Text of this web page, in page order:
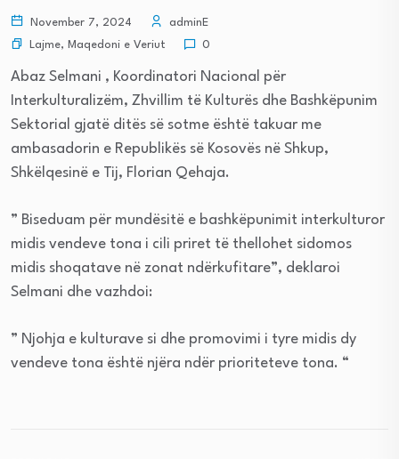
November 7, 2024
adminE
Lajme, Maqedoni e Veriut 0
Abaz Selmani , Koordinatori Nacional për
Interkulturalizëm, Zhvillim të Kulturës dhe Bashkëpunim
Sektorial gjatë ditës së sotme është takuar me
ambasadorin e Republikës së Kosovës në Shkup,
Shkëlqesinë e Tij, Florian Qehaja.
” Biseduam për mundësitë e bashkëpunimit interkulturor
midis vendeve tona i cili priret të thellohet sidomos
midis shoqatave në zonat ndërkufitare”, deklaroi
Selmani dhe vazhdoi:
” Njohja e kulturave si dhe promovimi i tyre midis dy
vendeve tona është njëra ndër prioriteteve tona. “